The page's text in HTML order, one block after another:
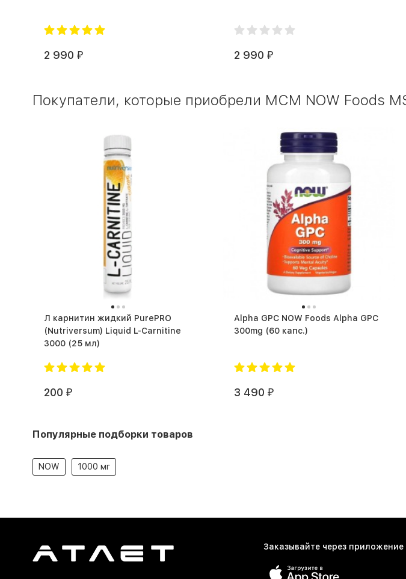
2 990 ₽ 2 990 ₽
Покупатели, которые приобрели МСМ NOW Foods
Л карнитин жидкий PurePRO
(Nutriversum) Liquid L-Carnitine
3000 (25 мл)
200 ₽
Alpha GPC NOW Foods Alpha GPC
300mg (60 капс.)
3 490 ₽
Популярные подборки товаров
NOW 1000 мг
Заказывайте через приложение